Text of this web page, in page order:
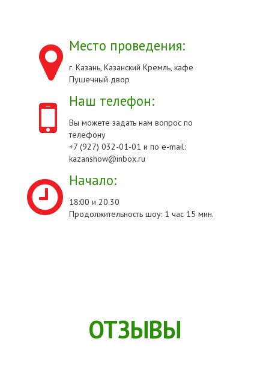
Место проведения:
г. Казань, Казанский Кремль, кафе
Пушечный двор
Наш телефон:
Вы можете задать нам вопрос по
телефону
+7 (927) 032-01-01 и по e-mail:
kazanshow@inbox.ru
Начало:
18:00 и 20.30
Продолжительность шоу: 1 час 15 мин.
ОТЗЫВЫ